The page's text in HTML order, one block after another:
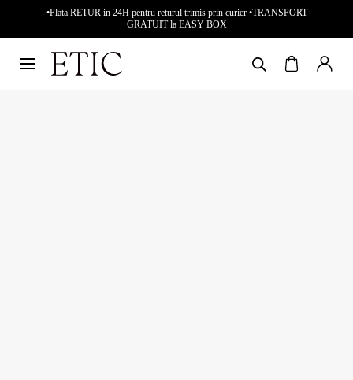
•Plata RETUR in 24H pentru returul trimis prin curier •TRANSPORT
GRATUIT la EASY BOX